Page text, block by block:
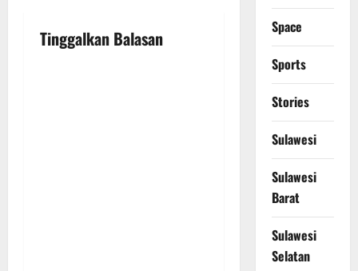
g
Tinggalkan Balasan
Space
Sports
Stories
Sulawesi
Sulawesi
Barat
Sulawesi
Selatan